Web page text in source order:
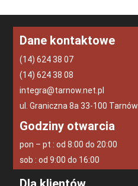
Dane kontaktowe
(14) 624 38 07
(14) 624 38 08
integra@tarnow.net.pl
ul. Graniczna 8a 33-100 Tarnów
Godziny otwarcia
pon – pt : od 8:00 do 20:00
sob : od 9:00 do 16:00